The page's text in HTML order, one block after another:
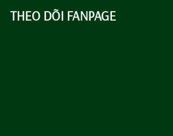
THEO DÕI FANPAGE